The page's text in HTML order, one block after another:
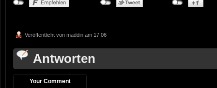
Veröffentlicht von maddin am 17:06
Antworten
Your Comment